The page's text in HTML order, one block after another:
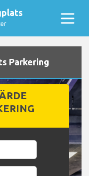
Parkering